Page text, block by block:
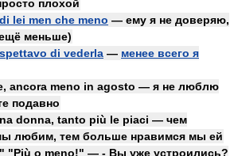
плохой
lei men che meno — ему я не доверяю,
меньше)
di vederla — менее всего я
ancora meno in agosto — я не люблю
подавно
donna, tanto più le piaci — чем
любим, тем больше нравимся мы ей
"Più o meno!" — - Вы уже устроились?